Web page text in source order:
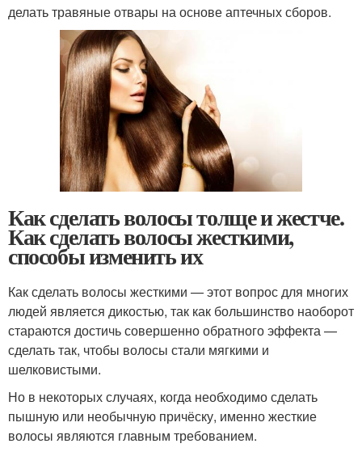
делать травяные отвары на основе аптечных сборов.
Как сделать волосы толще и жестче.
Как сделать волосы жесткими,
способы изменить их
Как сделать волосы жесткими — этот вопрос для многих
людей является дикостью, так как большинство наоборот
стараются достичь совершенно обратного эффекта —
сделать так, чтобы волосы стали мягкими и
шелковистыми.
Но в некоторых случаях, когда необходимо сделать
пышную или необычную причёску, именно жесткие
волосы являются главным требованием.